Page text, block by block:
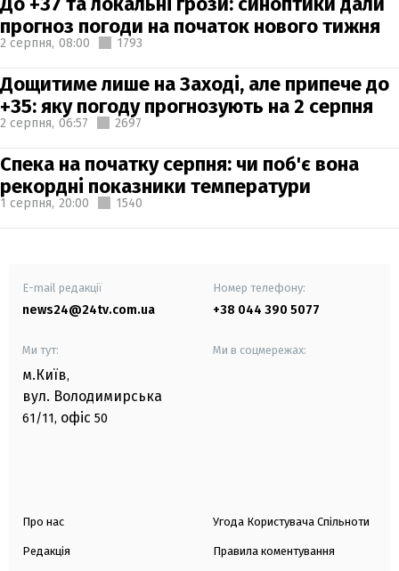
прогноз погоди на початок нового тижня
2 серпня, 08:00 1793
Дощитиме лише на Заході, але припече до
+35: яку погоду прогнозують на 2 серпня
2 серпня, 06:57 2697
Спека на початку серпня: чи поб'є вона
рекордні показники температури
1 серпня, 20:00 1540
E-mail редакції
news24@24tv.com.ua
Номер телефону:
+38 044 390 5077
Ми тут:
м.Київ,
вул. Володимирська
61/11, офіс 50
Ми в соцмережах:
Про нас
Редакція
Угода Користувача Спільноти
Правила коментування